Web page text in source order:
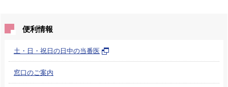
便利情報
土・日・祝日の日中の当番医
窓口のご案内